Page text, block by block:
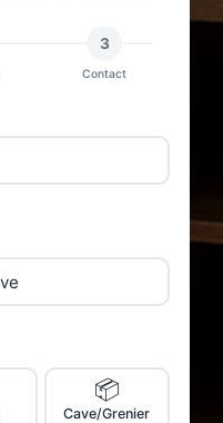
3
Contact
📦
Cave/Grenier